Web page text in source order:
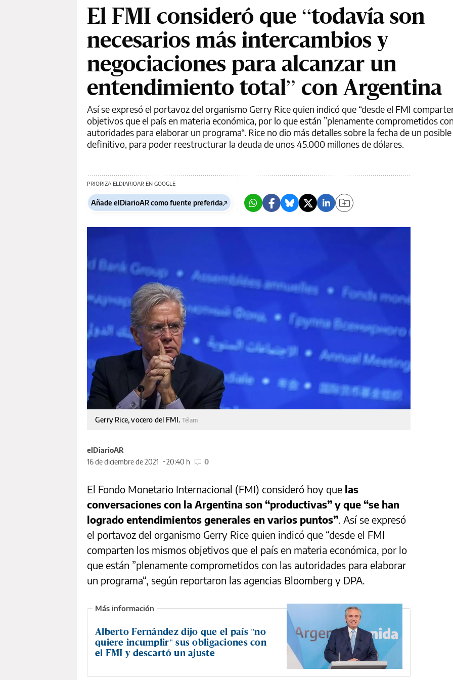
El FMI consideró que “todavía son
necesarios más intercambios y
negociaciones para alcanzar un
entendimiento total” con Argentina
Así se expresó el portavoz del organismo Gerry Rice quien indicó que “desde el FMI
objetivos que el país en materia económica, por lo que están ”plenamente comprometidos
autoridades para elaborar un programa“. Rice no dio más detalles sobre la fecha de un
definitivo, para poder reestructurar la deuda de unos 45.000 millones de dólares.
PRIORIZA ELDIARIOAR EN GOOGLE
Añade elDiarioAR como fuente preferida
Gerry Rice, vocero del FMI. Télam
elDiarioAR
16 de diciembre de 2021
20:40 h 0
El Fondo Monetario Internacional (FMI) consideró hoy que las
conversaciones con la Argentina son “productivas” y que “se han
logrado entendimientos generales en varios puntos”. Así se expresó
el portavoz del organismo Gerry Rice quien indicó que “desde el FMI
comparten los mismos objetivos que el país en materia económica, por lo
que están ”plenamente comprometidos con las autoridades para elaborar
un programa“, según reportaron las agencias Bloomberg y DPA.
Alberto Fernández dijo que el país "no
quiere incumplir" sus obligaciones con
el FMI y descartó un ajuste